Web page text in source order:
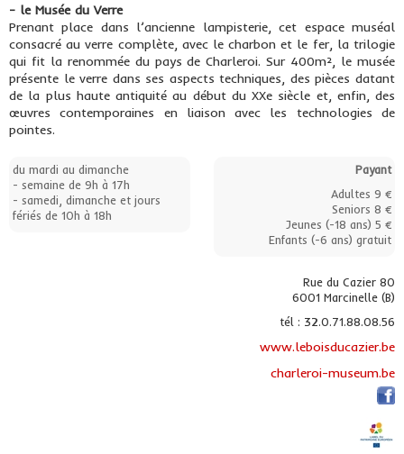
- le Musée du Verre
Prenant place dans l’ancienne lampisterie, cet espace muséal
consacré au verre complète, avec le charbon et le fer, la trilogie
qui fit la renommée du pays de Charleroi. Sur 400m², le musée
présente le verre dans ses aspects techniques, des pièces datant
de la plus haute antiquité au début du XXe siècle et, enfin, des
œuvres contemporaines en liaison avec les technologies de
pointes.
du mardi au dimanche
- semaine de 9h à 17h
- samedi, dimanche et jours
fériés de 10h à 18h
Payant
Adultes 9 €
Seniors 8 €
Jeunes (-18 ans) 5 €
Enfants (-6 ans) gratuit
Rue du Cazier 80
6001 Marcinelle (B)
tél : 32.0.71.88.08.56
www.leboisducazier.be
charleroi-museum.be